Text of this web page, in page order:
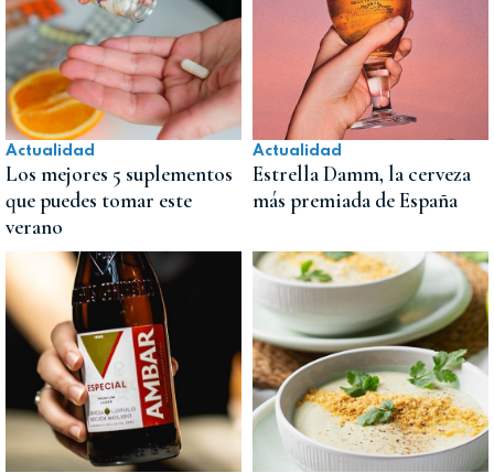
Actualidad
Los mejores 5 suplementos
que puedes tomar este
verano
Actualidad
Estrella Damm, la cerveza
más premiada de España